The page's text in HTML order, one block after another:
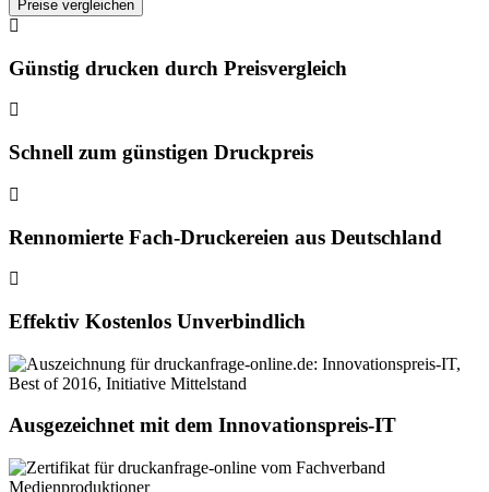
Preise vergleichen
Günstig drucken durch Preisvergleich
Schnell zum günstigen Druckpreis
Rennomierte Fach-Druckereien aus Deutschland
Effektiv Kostenlos Unverbindlich
Ausgezeichnet mit dem Innovationspreis-IT